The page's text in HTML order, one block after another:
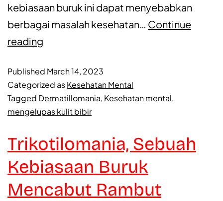
kebiasaan buruk ini dapat menyebabkan
berbagai masalah kesehatan… Continue
reading
Published March 14, 2023
Categorized asKesehatan Mental
Tagged Dermatillomania, Kesehatan mental,
mengelupas kulit bibir
Trikotilomania, Sebuah
Kebiasaan Buruk
Mencabut Rambut